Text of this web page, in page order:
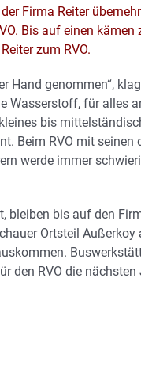
Firma Reiter
Bis auf einen kämen
zum RVO.
Hand genommen“,
Wasserstoff, für alles
bis
Beim RVO mit seinen
werde immer
bleiben bis auf den
Ortsteil
den RVO die